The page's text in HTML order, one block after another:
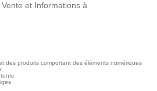
et Informations à
des produits comportant des éléments numériques